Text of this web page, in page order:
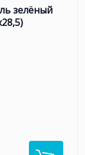
зелёный